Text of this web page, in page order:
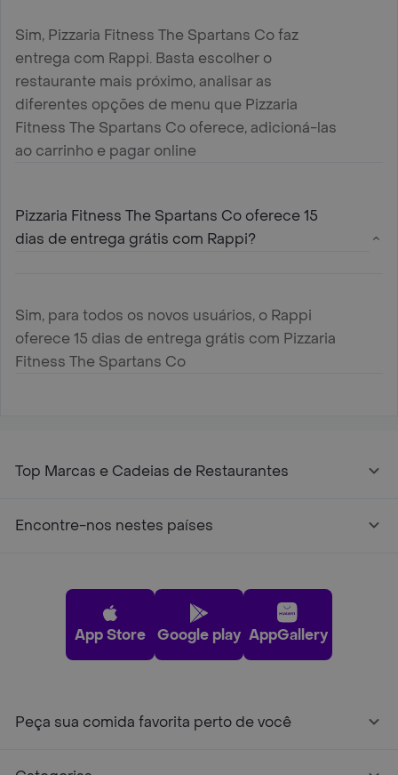
Sim, Pizzaria Fitness The Spartans Co faz
entrega com Rappi. Basta escolher o
restaurante mais próximo, analisar as
diferentes opções de menu que Pizzaria
Fitness The Spartans Co oferece, adicioná-las
ao carrinho e pagar online
Pizzaria Fitness The Spartans Co oferece 15
dias de entrega grátis com Rappi?
Sim, para todos os novos usuários, o Rappi
oferece 15 dias de entrega grátis com Pizzaria
Fitness The Spartans Co
Top Marcas e Cadeias de Restaurantes
Encontre-nos nestes países
App Store Google play AppGallery
Peça sua comida favorita perto de você